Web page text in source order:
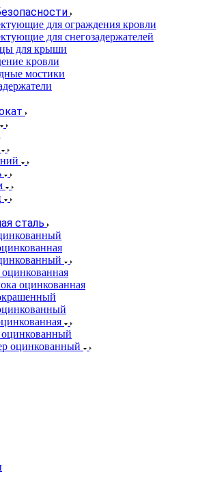
для ограждения кровли
для снегозадержателей
для крыши
кровли
мостики
сталь
оцинкованная
оцинкованный